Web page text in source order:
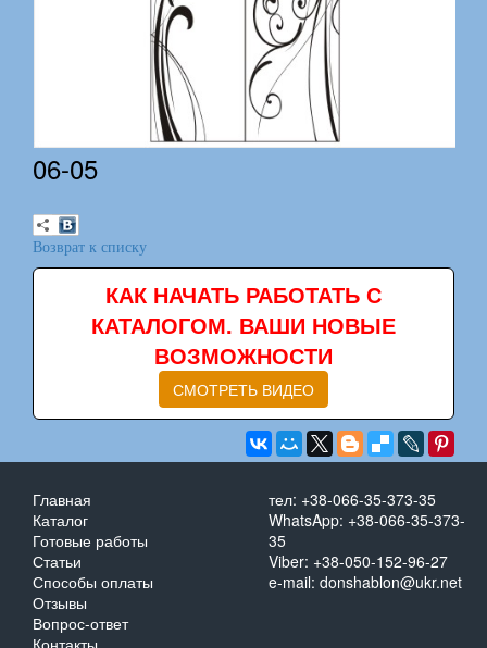
06-05
Возврат к списку
КАК НАЧАТЬ РАБОТАТЬ С
КАТАЛОГОМ. ВАШИ НОВЫЕ
ВОЗМОЖНОСТИ
СМОТРЕТЬ ВИДЕО
Главная
Каталог
Готовые работы
Статьи
Способы оплаты
Отзывы
Вопрос-ответ
тел: +38-066-35-373-35
WhatsApp: +38-066-35-373-
35
Viber: +38-050-152-96-27
e-mail: donshablon@ukr.net